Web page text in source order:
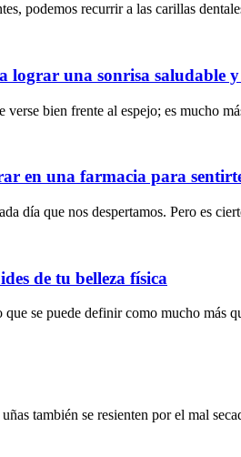
podemos recurrir a las carillas
lograr una sonrisa saludable y
verse bien frente al espejo; es mucho
en una farmacia para
día que nos despertamos. Pero es
de tu belleza física
se puede definir como mucho más
también se resienten por el mal